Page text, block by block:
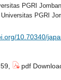
PGRI
Universitas PGRI
10.70340/
pdf